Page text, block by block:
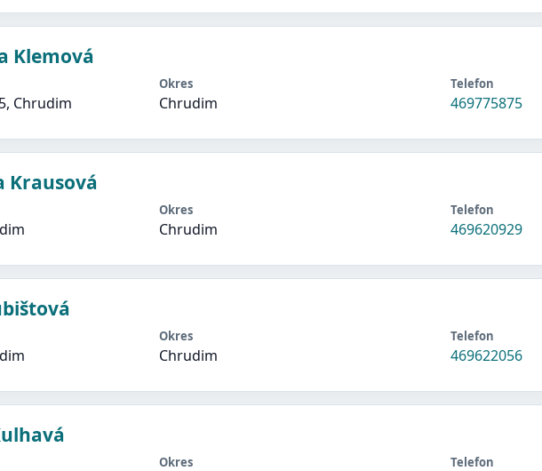
Klemová
Chrudim
Okres
Chrudim
Telefon
469775875
Krausová
Okres
Chrudim
Telefon
469620929
Okres
Chrudim
Telefon
469622056
Okres Telefon